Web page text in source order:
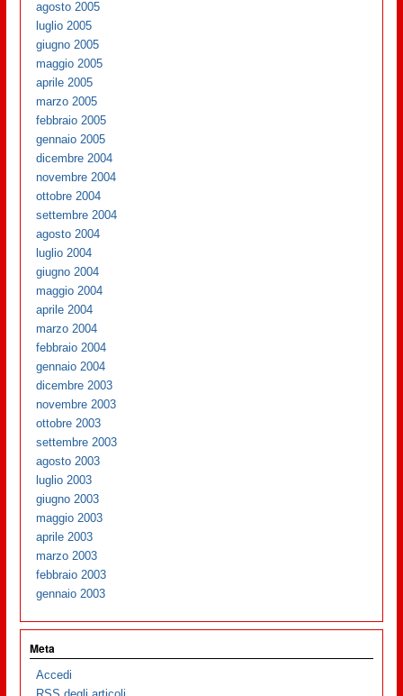
agosto 2005
luglio 2005
giugno 2005
maggio 2005
aprile 2005
marzo 2005
febbraio 2005
gennaio 2005
dicembre 2004
novembre 2004
ottobre 2004
settembre 2004
agosto 2004
luglio 2004
giugno 2004
maggio 2004
aprile 2004
marzo 2004
febbraio 2004
gennaio 2004
dicembre 2003
novembre 2003
ottobre 2003
settembre 2003
agosto 2003
luglio 2003
giugno 2003
maggio 2003
aprile 2003
marzo 2003
febbraio 2003
gennaio 2003
Meta
Accedi